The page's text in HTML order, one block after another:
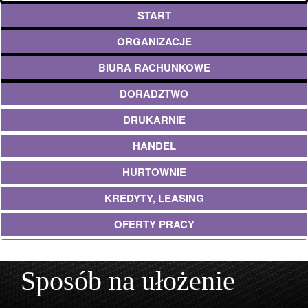
START
ORGANIZACJE
BIURA RACHUNKOWE
DORADZTWO
DRUKARNIE
HANDEL
HURTOWNIE
KREDYTY, LEASING
OFERTY PRACY
EKOLOGIA
ARCHITEKTURA
Sposób na ułożenie